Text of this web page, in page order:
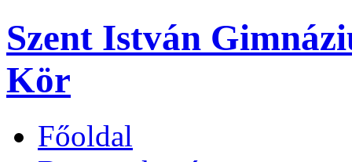
Szent István
Kör
Főoldal